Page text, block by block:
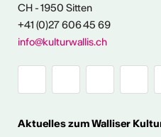
CH - 1950 Sitten
+41 (0)27 606 45 69
info@kulturwallis.ch
Aktuelles zum Walliser